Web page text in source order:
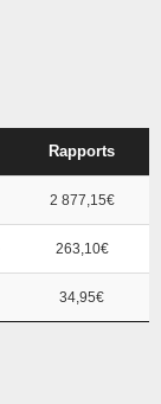
Rapports
2 877,15€
263,10€
34,95€